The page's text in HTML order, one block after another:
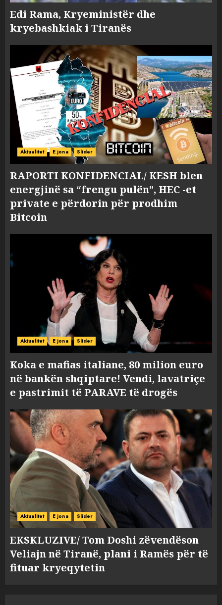
Edi Rama, Kryeministër dhe
kryebashkiak i Tiranës
Aktualitet E jona Slider
RAPORTI KONFIDENCIAL/ KESH blen
energjinë sa “frengu pulën”, HEC -et
private e përdorin për prodhim
Bitcoin
Aktualitet E jona Slider
Koka e mafias italiane, 80 milion euro
në bankën shqiptare! Vendi, lavatriçe
e pastrimit të PARAVE të drogës
Aktualitet E jona Slider
EKSKLUZIVE/ Tom Doshi zëvendëson
Veliajn në Tiranë, plani i Ramës për të
fituar kryeqytetin